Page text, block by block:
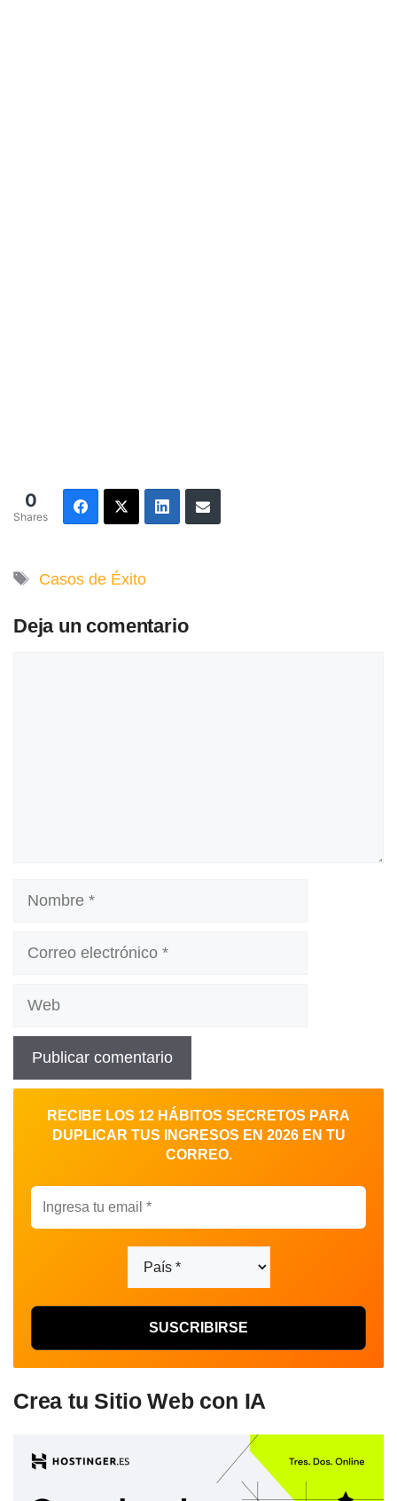
0
Shares
Etiquetas
Casos de Éxito
Deja un comentario
Nombre
RECIBE LOS 12 HÁBITOS SECRETOS PARA
DUPLICAR TUS INGRESOS EN 2026 EN TU
CORREO.
Crea tu Sitio Web con IA